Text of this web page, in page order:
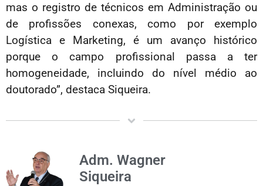
mas o registro de técnicos em Administração ou
de profissões conexas, como por exemplo
Logística e Marketing, é um avanço histórico
porque o campo profissional passa a ter
homogeneidade, incluindo do nível médio ao
doutorado”, destaca Siqueira.
Adm. Wagner
Siqueira